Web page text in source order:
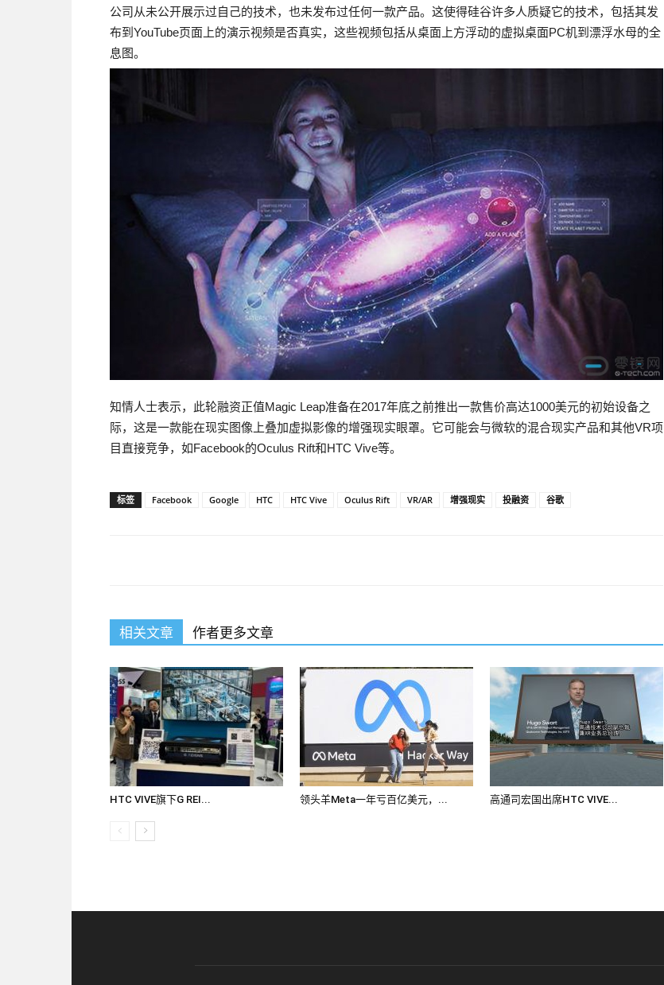
公司从未公开展示过自己的技术，也未发布过任何一款产品。这使得硅谷许多人质疑它的技术，包括其发
布到YouTube页面上的演示视频是否真实，这些视频包括从桌面上方浮动的虚拟桌面PC机到漂浮水母的全
息图。
知情人士表示，此轮融资正值Magic Leap准备在2017年底之前推出一款售价高达1000美元的初始设备之
际，这是一款能在现实图像上叠加虚拟影像的增强现实眼罩。它可能会与微软的混合现实产品和其他VR项
目直接竞争，如Facebook的Oculus Rift和HTC Vive等。
标签 Facebook Google HTC HTC Vive Oculus Rift VR/AR 增强现实 投融资 谷歌
相关文章 作者更多文章
HTC VIVE旗下G REI... 领头羊Meta一年亏百亿美元，... 高通司宏国出席HTC VIVE...